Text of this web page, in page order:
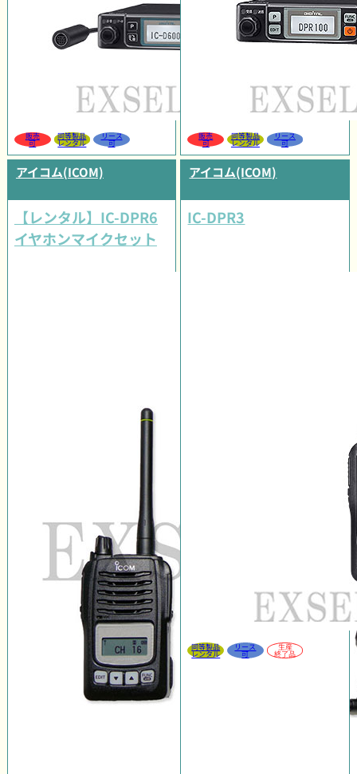
販売
可
同等製品
レンタル
リース
可
販売
可
同等製品
レンタル
リース
可
アイコム(ICOM)
【レンタル】IC-DPR6
イヤホンマイクセット
アイコム(ICOM)
IC-DPR3
同等製品
レンタル
リース
可
生産
終了品